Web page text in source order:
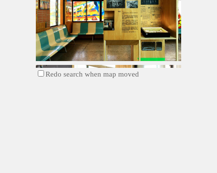
Redo search when map moved